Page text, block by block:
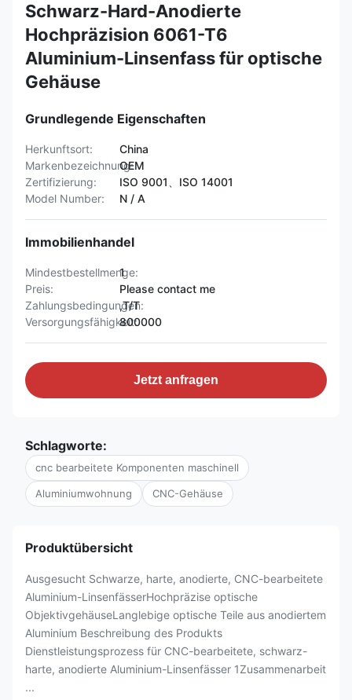
Schwarz-Hard-Anodierte
Hochpräzision 6061-T6
Aluminium-Linsenfass für optische
Gehäuse
Grundlegende Eigenschaften
Herkunftsort:
China
Markenbezeichnung:
OEM
Zertifizierung:
ISO 9001、ISO 14001
Model Number:
N / A
Immobilienhandel
Mindestbestellmenge:
1
Preis:
Please contact me
Zahlungsbedingungen:
,T/T
Versorgungsfähigkeit:800000
Jetzt anfragen
Schlagworte:
cnc bearbeitete Komponenten maschinell
Aluminiumwohnung CNC-Gehäuse
Produktübersicht
Ausgesucht Schwarze, harte, anodierte, CNC-bearbeitete
Aluminium-LinsenfässerHochpräzise optische
ObjektivgehäuseLanglebige optische Teile aus anodiertem
Aluminium Beschreibung des Produkts
Dienstleistungsprozess für CNC-bearbeitete, schwarz-
harte, anodierte Aluminium-Linsenfässer 1Zusammenarbeit
...